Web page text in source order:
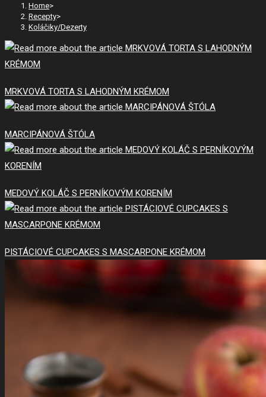
Home>
Recepty>
Koláčiky/Dezerty
MRKVOVÁ TORTA S LAHODNÝM KRÉMOM
MARCIPÁNOVÁ ŠTÓLA
MEDOVÝ KOLÁČ S PERNÍKOVÝM KORENÍM
PISTÁCIOVÉ CUPCAKES S MASCARPONE KRÉMOM